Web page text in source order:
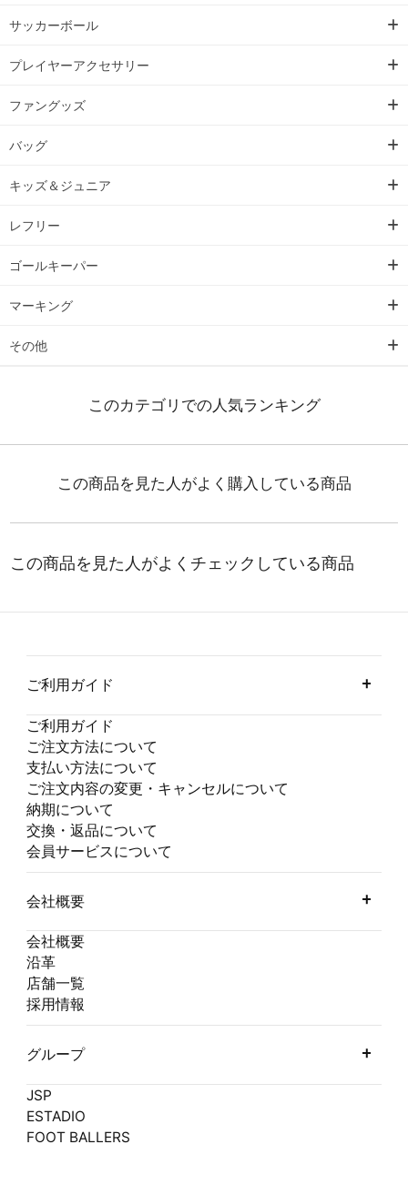
サッカーボール
プレイヤーアクセサリー
ファングッズ
バッグ
キッズ＆ジュニア
レフリー
ゴールキーパー
マーキング
その他
ご利用ガイド
ご利用ガイド
ご注文方法について
支払い方法について
ご注文内容の変更・キャンセルについて
納期について
交換・返品について
会員サービスについて
会社概要
会社概要
沿革
店舗一覧
採用情報
グループ
JSP
ESTADIO
FOOT BALLERS